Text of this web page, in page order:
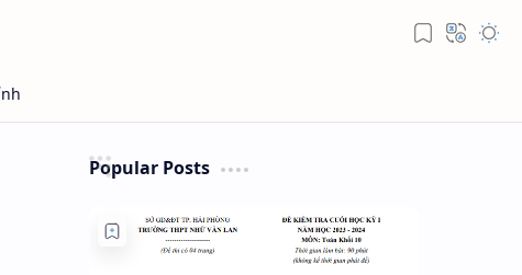
Popular Posts